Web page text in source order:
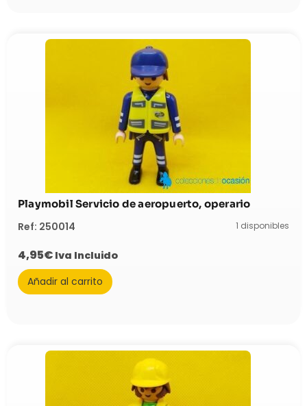
Playmobil Servicio de aeropuerto, operario
Ref: 250014 1 disponibles
4,95€ Iva Incluido
Añadir al carrito